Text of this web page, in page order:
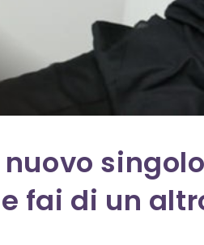
nuovo
fai di un